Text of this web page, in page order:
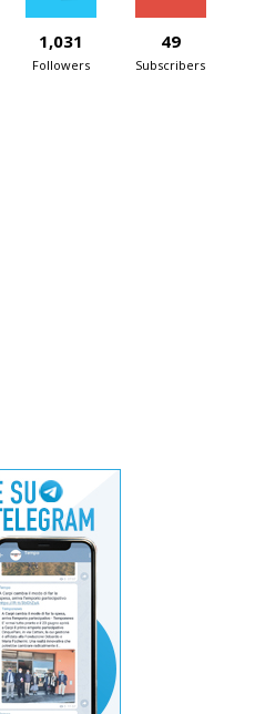
1,031
Followers
49
Subscribers